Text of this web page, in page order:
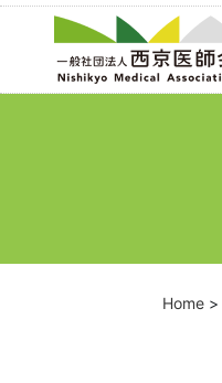
content
Home >